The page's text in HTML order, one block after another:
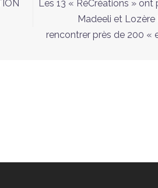
Les 13 « RéCréations » ont
Madeeli et
rencontrer près de 200 «